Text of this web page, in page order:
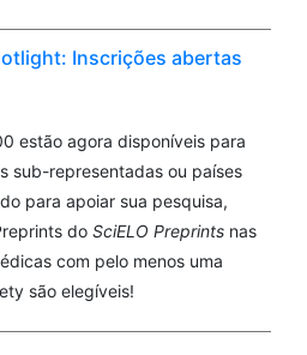
Inscrições abertas
estão agora disponíveis para
sub-representadas ou países
para apoiar sua pesquisa,
do SciELO Preprints nas
com pelo menos uma
são elegíveis!